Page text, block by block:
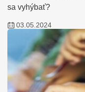
sa vyhýbať?
03.05.2024